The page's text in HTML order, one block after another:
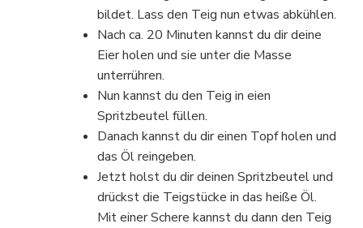
bildet. Lass den Teig nun etwas abkühlen.
Nach ca. 20 Minuten kannst du dir deine
Eier holen und sie unter die Masse
unterrühren.
Nun kannst du den Teig in eien
Spritzbeutel füllen.
Danach kannst du dir einen Topf holen und
das Öl reingeben.
Jetzt holst du dir deinen Spritzbeutel und
drückst die Teigstücke in das heiße Öl.
Mit einer Schere kannst du dann den Teig